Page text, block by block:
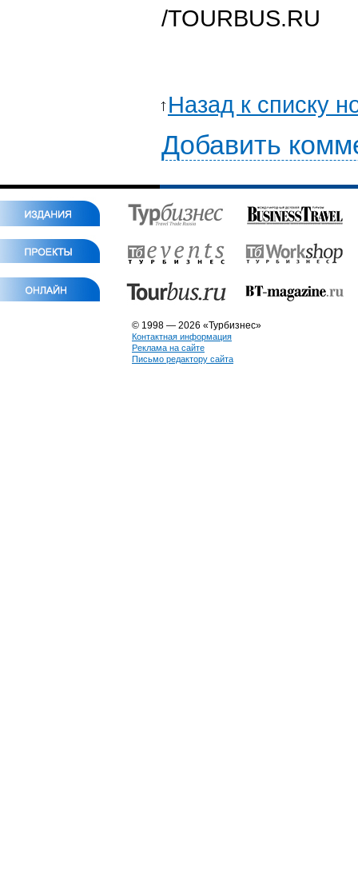
/TOURBUS.RU
Назад к списку
Добавить
© 1998 — 2026 «Турбизнес»
Контактная информация
Реклама на сайте
Письмо редактору сайта